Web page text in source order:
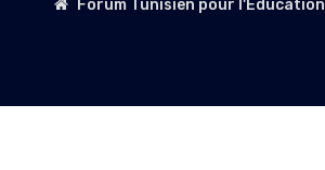
Forum Tunisien pour l'Education